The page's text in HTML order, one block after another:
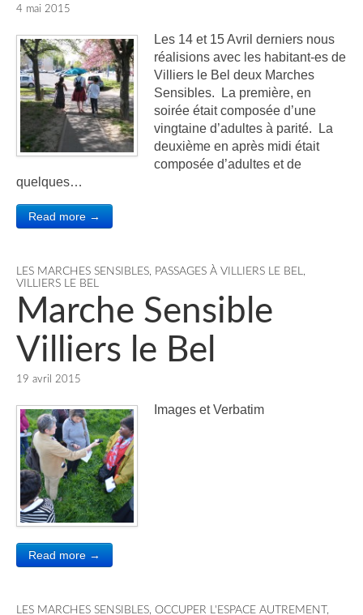
4 mai 2015
Les 14 et 15 Avril derniers nous
réalisions avec les habitant-es de
Villiers le Bel deux Marches
Sensibles. La première, en
soirée était composée d’une
vingtaine d’adultes à parité. La
deuxième en après midi était
composée d’adultes et de
quelques…
Read more →
LES MARCHES SENSIBLES PASSAGES À VILLIERS LE BEL
VILLIERS LE BEL
Marche Sensible
Villiers le Bel
19 avril 2015
Images et Verbatim
Read more →
LES MARCHES SENSIBLES OCCUPER L'ESPACE AUTREMENT,